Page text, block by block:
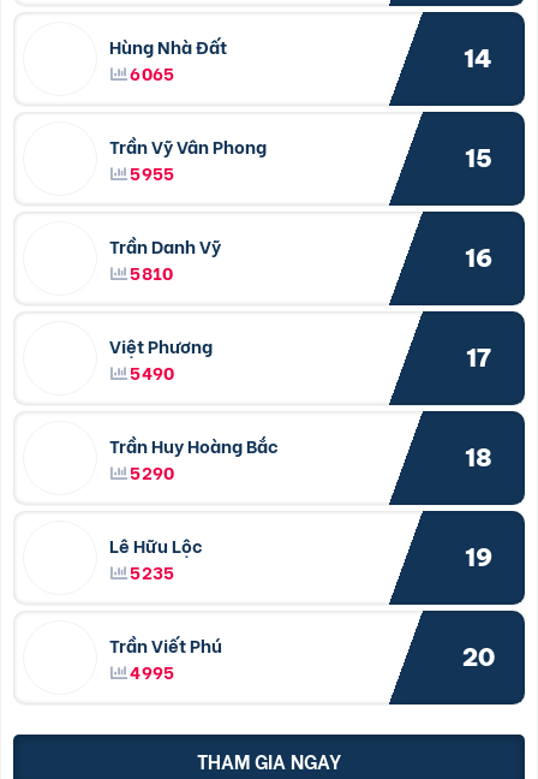
Hùng Nhà Đất
6065
14
Trần Vỹ Vân Phong
5955
15
Trần Danh Vỹ
5810
16
Việt Phương
5490
17
Trần Huy Hoàng Bắc
5290
18
Lê Hữu Lộc
5235
19
Trần Viết Phú
4995
20
THAM GIA NGAY